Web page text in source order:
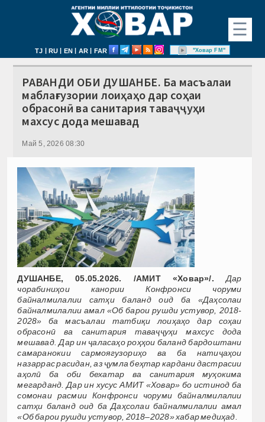
☰
TJ | RU | EN | AR | FAR "Ховар FM"
РАВАНДИ ОБИ ДУШАНБЕ. Ба масъалаи
маблағгузории лоиҳаҳо дар соҳаи
обрасонӣ ва санитария таваҷҷуҳи
махсус дода мешавад
Май 5, 2026 08:30
ДУШАНБЕ, 05.05.2026. /АМИТ «Ховар»/.
Дар
чорабиниҳои канории Конфронси чоруми
байналмилалии сатҳи баланд оид ба «Даҳсолаи
байналмилалии амал «Об барои рушди устувор, 2018-
2028» ба масъалаи татбиқи лоиҳаҳо дар соҳаи
обрасонӣ ва санитария таваҷҷуҳи махсус дода
мешавад. Дар ин ҷаласаҳо роҳҳои баланд бардоштани
самаранокии сармоягузориҳо ва ба натиҷаҳои
назаррас расидан, аз ҷумла беҳтар кардани дастрасии
аҳолӣ ба оби бехатар ва санитария муҳокима
мегарданд. Дар ин хусус АМИТ «Ховар» бо истинод ба
сомонаи расмии Конфронси чоруми байналмилалии
сатҳи баланд оид ба Даҳсолаи байналмилалии амал
«Об барои рушди устувор, 2018–2028» хабар медиҳад.